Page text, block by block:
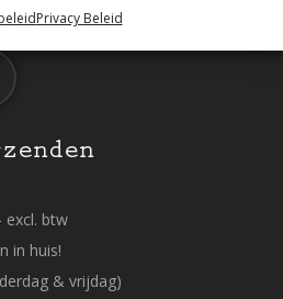
Privacy Beleid
excl. btw
in huis!
& vrijdag)